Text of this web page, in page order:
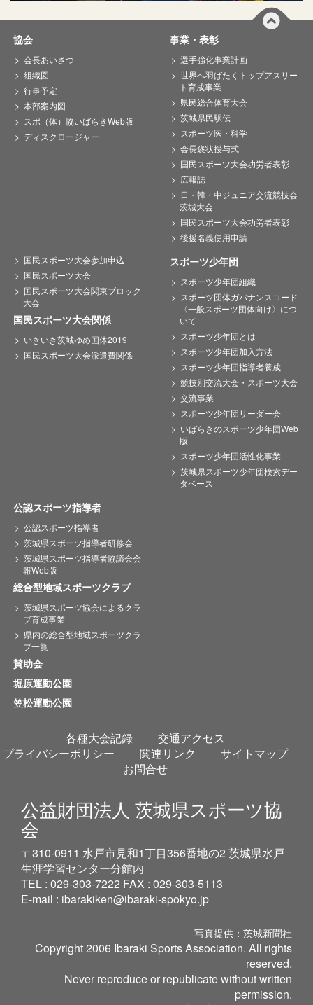
協会
会長あいさつ
組織図
行事予定
本部案内図
スポ（体）協いばらきWeb版
ディスクロージャー
事業・表彰
選手強化事業計画
世界へ羽ばたくトップアスリー
ト育成事業
県民総合体育大会
茨城県民駅伝
スポーツ医・科学
会長褒状授与式
国民スポーツ大会功労者表彰
広報誌
日・韓・中ジュニア交流競技会
茨城大会
国民スポーツ大会功労者表彰
後援名義使用申請
国民スポーツ大会参加申込
国民スポーツ大会
国民スポーツ大会関東ブロック
大会
国民スポーツ大会関係
いきいき茨城ゆめ国体2019
国民スポーツ大会派遣費関係
スポーツ少年団
スポーツ少年団組織
スポーツ団体ガバナンスコード
〈一般スポーツ団体向け〉につ
いて
スポーツ少年団とは
スポーツ少年団加入方法
スポーツ少年団指導者養成
競技別交流大会・スポーツ大会
交流事業
スポーツ少年団リーダー会
いばらきのスポーツ少年団Web
版
スポーツ少年団活性化事業
茨城県スポーツ少年団検索デー
タベース
公認スポーツ指導者
公認スポーツ指導者
茨城県スポーツ指導者研修会
茨城県スポーツ指導者協議会会
報Web版
総合型地域スポーツクラブ
茨城県スポーツ協会によるクラ
ブ育成事業
県内の総合型地域スポーツクラ
ブ一覧
賛助会
堀原運動公園
笠松運動公園
各種大会記録
交通アクセス
プライバシーポリシー
関連リンク
サイトマップ
お問合せ
公益財団法人 茨城県スポーツ協
会
〒310-0911 水戸市見和1丁目356番地の2 茨城県水戸
生涯学習センター分館内
TEL : 029-303-7222 FAX : 029-303-5113
E-mail : ibarakiken@ibaraki-spokyo.jp
写真提供：茨城新聞社
Copyright 2006 Ibaraki Sports Association. All rights
reserved.
Never reproduce or republicate without written
permission.